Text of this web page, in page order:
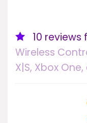
10 reviews
Wireless
X|S, Xbox